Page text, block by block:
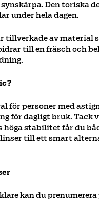
Den toriska
under hela dagen.
tillverkade av material
till en fräsch och
för personer med
för dagligt bruk. Tack
stabilitet får du
till ett smart
kan du